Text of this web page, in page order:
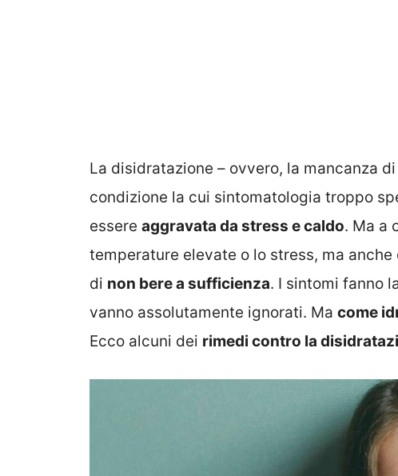
La disidratazione – ovvero, la mancanza
condizione la cui sintomatologia troppo
essere aggravata da stress e caldo. Ma a
temperature elevate o lo stress, ma
di non bere a sufficienza. I sintomi fanno
vanno assolutamente ignorati. Ma come
Ecco alcuni dei rimedi contro la